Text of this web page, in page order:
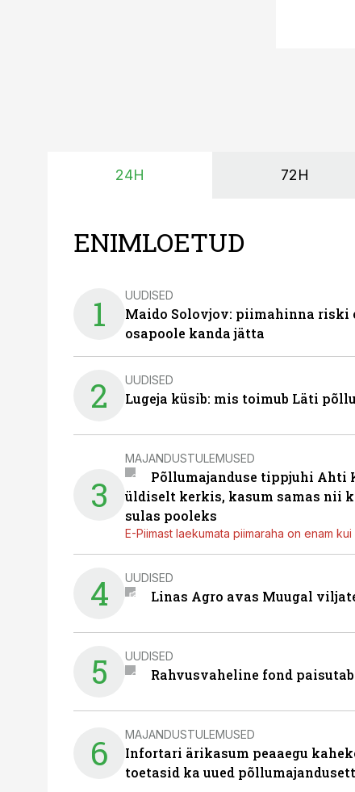
24H 72H
ENIMLOETUD
1 UUDISED
Maido Solovjov: piimahinna riski
osapoole kanda jätta
2 UUDISED
Lugeja küsib: mis toimub Läti
3
MAJANDUSTULEMUSED
Põllumajanduse tippjuhi Ahti
üldiselt kerkis, kasum samas nii
sulas pooleks
E-Piimast laekumata piimaraha on enam
4 UUDISED
Linas Agro avas Muugal
5 UUDISED
Rahvusvaheline fond
6 MAJANDUSTULEMUSED
Infortari ärikasum peaaegu
toetasid ka uued